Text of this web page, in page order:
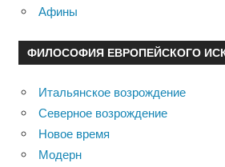
Афины
ФИЛОСОФИЯ ЕВРОПЕЙСКОГО
Итальянское возрождение
Северное возрождение
Новое время
Модерн